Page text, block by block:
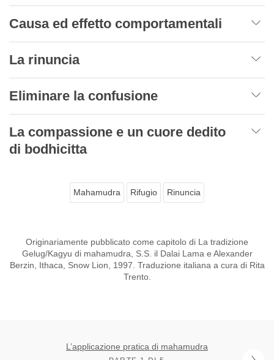
Causa ed effetto comportamentali
La rinuncia
Eliminare la confusione
La compassione e un cuore dedito
di bodhicitta
Mahamudra Rifugio Rinuncia
Originariamente pubblicato come capitolo di La tradizione
Gelug/Kagyu di mahamudra, S.S. il Dalai Lama e Alexander
Berzin, Ithaca, Snow Lion, 1997. Traduzione italiana a cura di Rita
Trento.
L’applicazione pratica di mahamudra